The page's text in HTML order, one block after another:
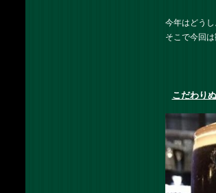
今年はどう
そこで今回
こだわり